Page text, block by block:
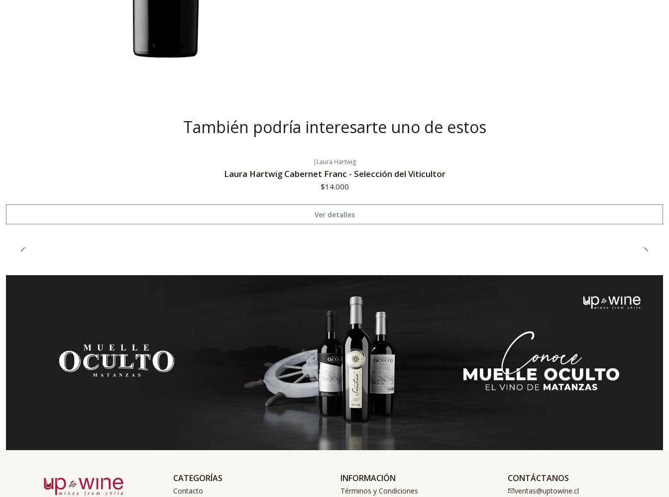
También podría interesarte uno de estos
| Laura Hartwig
Laura Hartwig Cabernet Franc - Selección del Viticultor
$14.000
Ver detalles
CATEGORÍAS
Contacto
INFORMACIÓN
Términos y Condiciones
CONTÁCTANOS
ventas@uptowine.cl